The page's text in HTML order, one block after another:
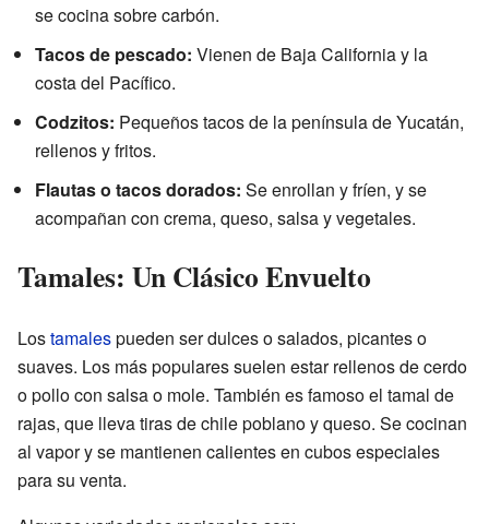
se cocina sobre carbón.
Tacos de pescado: Vienen de Baja California y la
costa del Pacífico.
Codzitos: Pequeños tacos de la península de Yucatán,
rellenos y fritos.
Flautas o tacos dorados: Se enrollan y fríen, y se
acompañan con crema, queso, salsa y vegetales.
Tamales: Un Clásico Envuelto
Lostamalespueden ser dulces o salados, picantes o
suaves. Los más populares suelen estar rellenos de cerdo
o pollo con salsa o mole. También es famoso el tamal de
rajas, que lleva tiras de chile poblano y queso. Se cocinan
al vapor y se mantienen calientes en cubos especiales
para su venta.